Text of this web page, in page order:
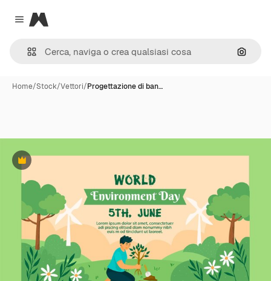
Close menu
Magnific
Cerca
Home/Stock/Vettori/Progettazione di ban…
Premium